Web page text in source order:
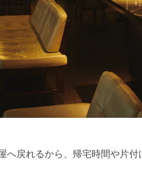
へ戻れるから、帰宅時間や片